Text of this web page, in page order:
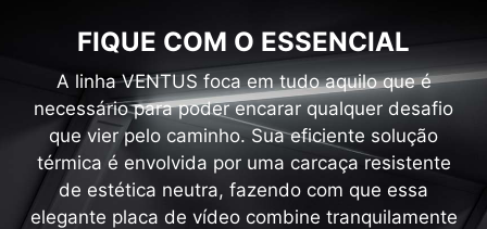
FIQUE COM O ESSENCIAL
A linha VENTUS foca em tudo aquilo que é
necessário para poder encarar qualquer desafio
que vier pelo caminho. Sua eficiente solução
térmica é envolvida por uma carcaça resistente
de estética neutra, fazendo com que essa
elegante placa de vídeo combine tranquilamente